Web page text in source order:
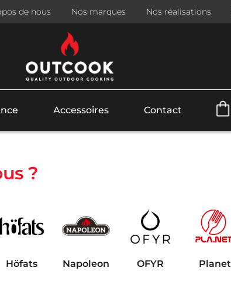
de nous Nos marques Nos réalisations
Accessoires Contact
?
Höfats Napoleon OFYR Planet